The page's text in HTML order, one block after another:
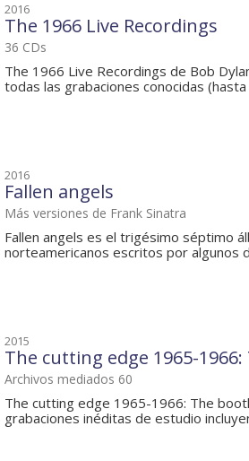
2016
The 1966 Live Recordings
36 CDs
The 1966 Live Recordings de Bob
todas las grabaciones conocidas (hasta
2016
Fallen angels
Más versiones de Frank Sinatra
Fallen angels es el trigésimo séptimo
norteamericanos escritos por algunos
2015
The cutting edge 1965-
Archivos mediados 60
The cutting edge 1965-1966: The
grabaciones inéditas de estudio